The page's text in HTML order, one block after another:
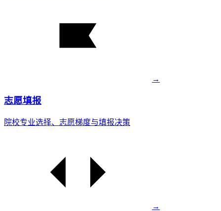
→
志愿填报
院校专业选择、志愿梯度与填报决策
→